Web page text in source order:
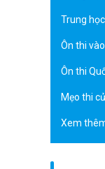
Trung
Ôn thi
Ôn thi
Mẹo thi
Xem